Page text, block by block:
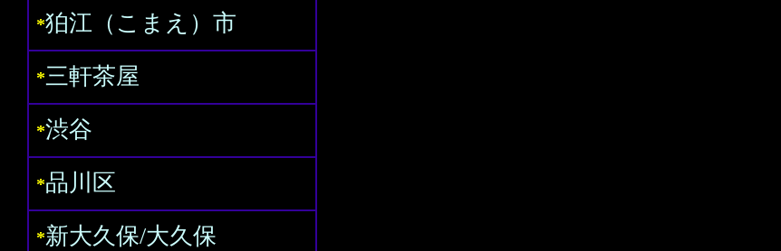
*狛江（こまえ）市
*三軒茶屋
*渋谷
*品川区
*新大久保/大久保